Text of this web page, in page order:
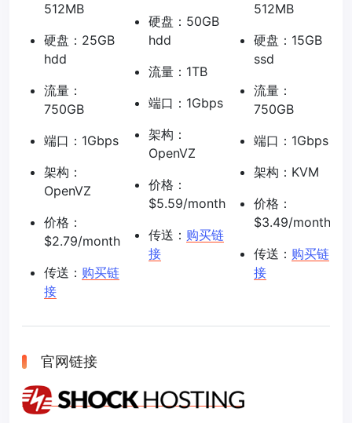
512MB
硬盘：25GB
hdd
流量：
750GB
端口：1Gbps
架构：
OpenVZ
价格：
$2.79/month
传送： 购买链
接
硬盘：50GB
hdd
流量：1TB
端口：1Gbps
架构：
OpenVZ
价格：
$5.59/month
传送： 购买链
接
512MB
硬盘：15GB
ssd
流量：
750GB
端口：1Gbps
架构：KVM
价格：
$3.49/month
传送： 购买链
接
官网链接